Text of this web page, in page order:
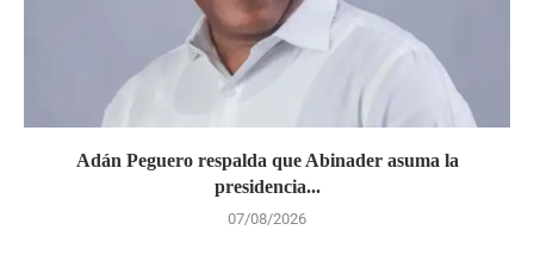
Adán Peguero respalda que Abinader asuma la
presidencia...
07/08/2026